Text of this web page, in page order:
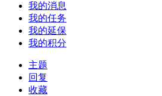
我的消息
我的任务
我的延保
我的积分
主题
回复
收藏